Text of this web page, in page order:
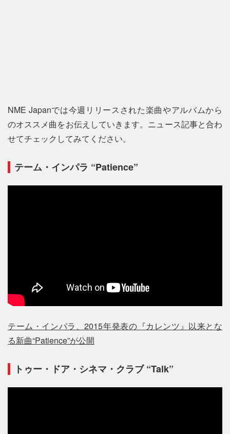
NME Japanでは今週リリースされた楽曲やアルバムから
のオススメ曲をお伝えしていきます。ニュース記事と合わ
せてチェックしてみてください。
テーム・インパラ “Patience”
テーム・インパラ、2015年発表の『カレンツ』以来とな
る新曲“Patience”が公開
トゥー・ドア・シネマ・クラブ “Talk”